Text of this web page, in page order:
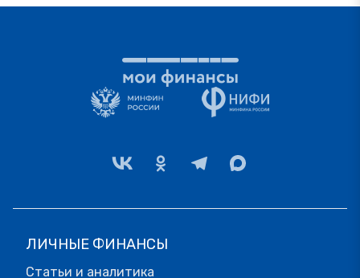
ЛИЧНЫЕ ФИНАНСЫ
Статьи и аналитика